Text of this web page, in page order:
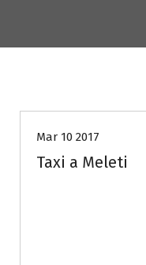
Mar 10 2017
Taxi a Meleti